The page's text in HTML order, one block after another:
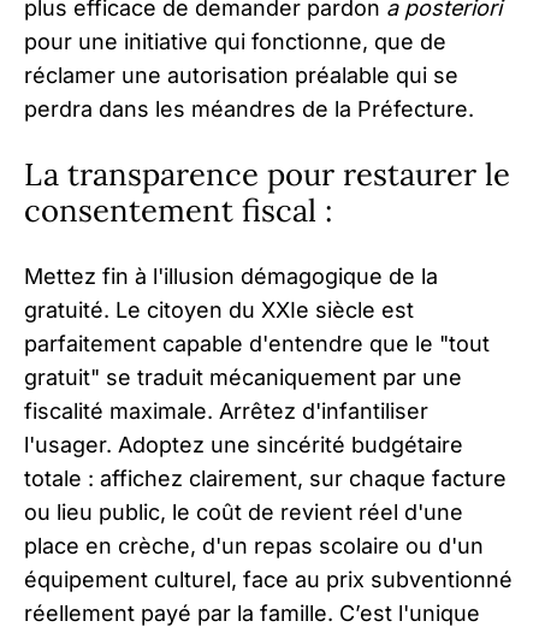
plus efficace de demander pardon a posteriori
pour une initiative qui fonctionne, que de
réclamer une autorisation préalable qui se
perdra dans les méandres de la Préfecture.
La transparence pour restaurer le
consentement fiscal :
Mettez fin à l'illusion démagogique de la
gratuité. Le citoyen du XXIe siècle est
parfaitement capable d'entendre que le "tout
gratuit" se traduit mécaniquement par une
fiscalité maximale. Arrêtez d'infantiliser
l'usager. Adoptez une sincérité budgétaire
totale : affichez clairement, sur chaque facture
ou lieu public, le coût de revient réel d'une
place en crèche, d'un repas scolaire ou d'un
équipement culturel, face au prix subventionné
réellement payé par la famille. C’est l'unique